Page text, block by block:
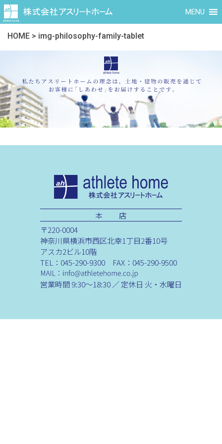
MENU
HOME > img-philosophy-family-tablet
本 店
〒220-0004
神奈川県横浜市西区北幸1丁目2番10号
アスカ2ビル10階
TEL：045-290-9300 FAX：045-290-9500
営業時間 9:30～18:30 ／ 定休日 火・水曜日